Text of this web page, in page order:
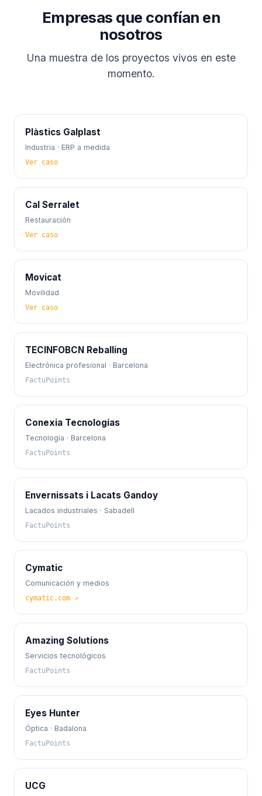
Empresas que confían en
nosotros
Una muestra de los proyectos vivos en este
momento.
Plàstics Galplast
Industria · ERP a medida
Ver caso
Cal Serralet
Restauración
Ver caso
Movicat
Movilidad
Ver caso
TECINFOBCN Reballing
Electrónica profesional · Barcelona
FactuPoints
Conexia Tecnologías
Tecnología · Barcelona
FactuPoints
Envernissats i Lacats Gandoy
Lacados industriales · Sabadell
FactuPoints
Cymatic
Comunicación y medios
cymatic.com ↗
Amazing Solutions
Servicios tecnológicos
FactuPoints
Eyes Hunter
Óptica · Badalona
FactuPoints
UCG